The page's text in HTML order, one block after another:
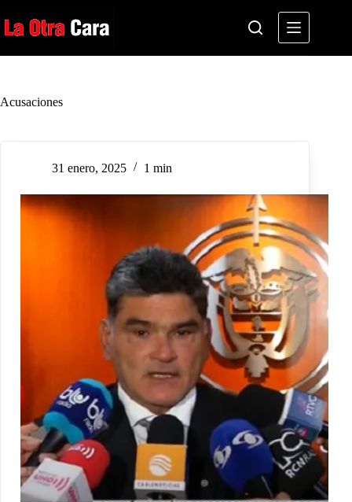
al
contenido
Acusaciones
31 enero, 2025 1 min